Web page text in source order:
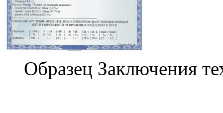
Образец Заключения